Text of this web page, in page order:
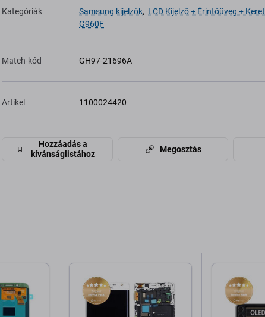
Kategóriák Samsung kijelzők, LCD Kijelző + Érintőüveg + Keret
G960F
Match-kód GH97-21696A
Artikel 1100024420
Hozzáadás a
kívánságlistához
Megosztás